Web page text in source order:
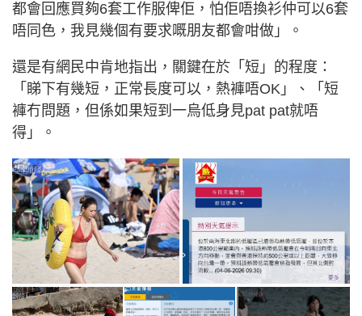
都會回應買夠6套工作服俾佢，怕佢唔換衫仲可以6套
唔同色，我見幾個有要求嘅朋友都會咁做」。
還是有網民中肯地指出，關鍵在於「短」的程度：
「睇下有幾短，正常長度可以，熱褲唔OK」、「短
褲冇問題，但係如果短到一烏低身見pat pat就唔
得」。